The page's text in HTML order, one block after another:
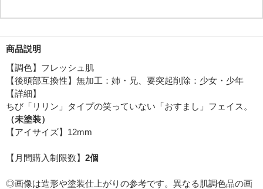
商品説明
【調色】フレッシュ肌
【後頭部互換性】無加工：姉・兄、要突起削除：少女・少年
【詳細】
ちび「リリン」タイプの笑っていない「おすまし」フェイス。
（未塗装）
【アイサイズ】12mm
【月間購入制限数】 2個
◎画像は造形や塗装仕上がりの参考です。異なる肌調色品の画